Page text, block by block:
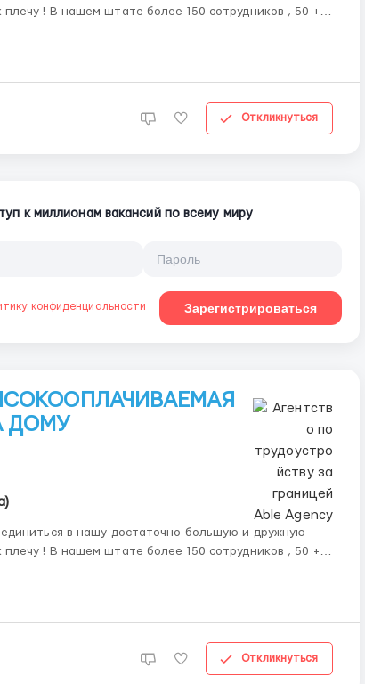
, 50 +
Откликнуться
к миллионам вакансий по всему миру
конфиденциальности Зарегистрироваться
ДОМУ
в нашу достаточно большую и дружную
, 50 +
Откликнуться